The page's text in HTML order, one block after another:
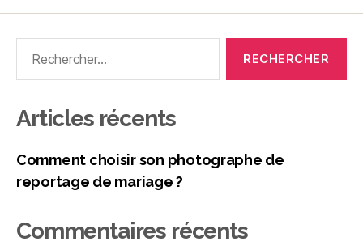
Articles récents
Comment choisir son photographe de
reportage de mariage ?
Commentaires récents